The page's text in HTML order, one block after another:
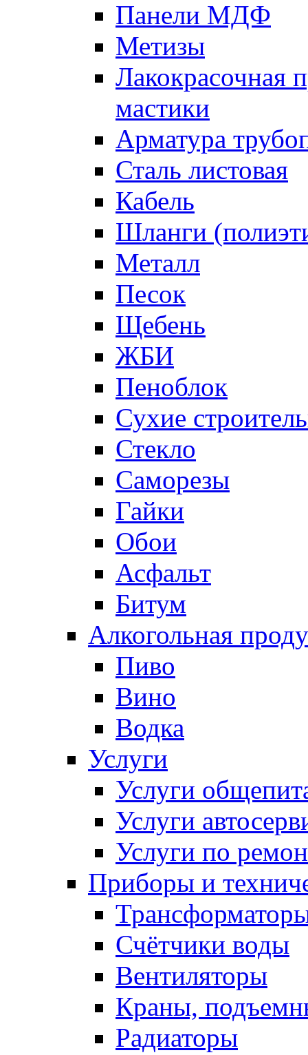
Панели МДФ
Метизы
Лакокрасочная
мастики
Арматура
Сталь листовая
Кабель
Шланги
Металл
Песок
Щебень
ЖБИ
Пеноблок
Сухие
Стекло
Саморезы
Гайки
Обои
Асфальт
Битум
Алкогольная
Пиво
Вино
Водка
Услуги
Услуги
Услуги
Услуги по
Приборы и
Счётчики воды
Вентиляторы
Краны,
Радиаторы